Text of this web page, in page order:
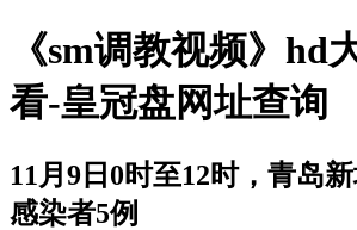
《sm调教视频》hd
看-皇冠盘网址查询
11月9日0时至12时，青岛
感染者5例